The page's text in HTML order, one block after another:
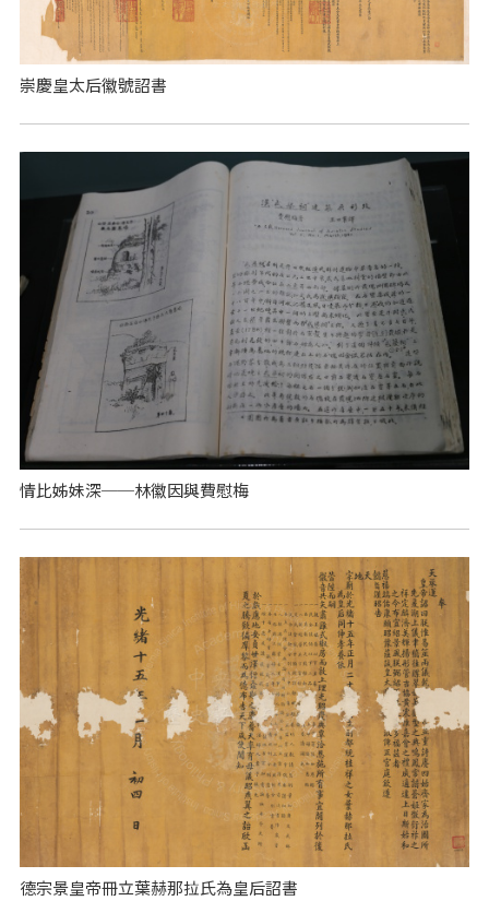
崇慶皇太后徽號詔書
情比姊妹深──林徽因與費慰梅
德宗景皇帝冊立葉赫那拉氏為皇后詔書